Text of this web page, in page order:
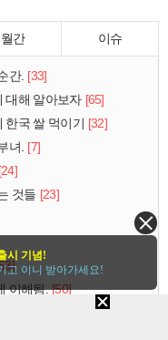
월간 이슈
간. [33]
대해 알아보자 [65]
한국 쌀 먹이기 [32]
녀. [7]
[24]
것들 [23]
이해됨. [50]
시 기념!
고 이니 받아가세요!